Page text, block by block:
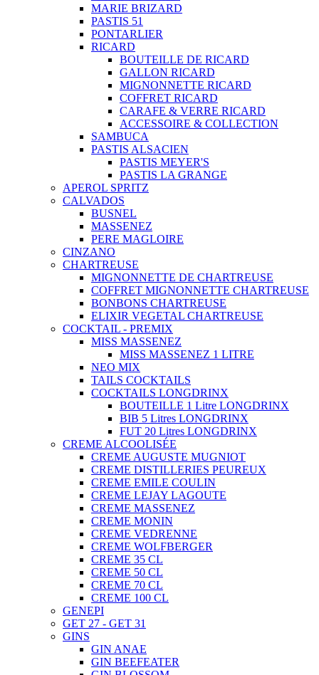
MARIE BRIZARD
PASTIS 51
PONTARLIER
RICARD
BOUTEILLE DE RICARD
GALLON RICARD
MIGNONNETTE RICARD
COFFRET RICARD
CARAFE & VERRE RICARD
ACCESSOIRE & COLLECTION
SAMBUCA
PASTIS ALSACIEN
PASTIS MEYER'S
PASTIS LA GRANGE
APEROL SPRITZ
CALVADOS
BUSNEL
MASSENEZ
PERE MAGLOIRE
CINZANO
CHARTREUSE
MIGNONNETTE DE CHARTREUSE
COFFRET MIGNONNETTE CHARTREUSE
BONBONS CHARTREUSE
ELIXIR VEGETAL CHARTREUSE
COCKTAIL - PREMIX
MISS MASSENEZ
MISS MASSENEZ 1 LITRE
NEO MIX
TAILS COCKTAILS
COCKTAILS LONGDRINX
BOUTEILLE 1 Litre LONGDRINX
BIB 5 Litres LONGDRINX
FUT 20 Litres LONGDRINX
CREME ALCOOLISÉE
CREME AUGUSTE MUGNIOT
CREME DISTILLERIES PEUREUX
CREME EMILE COULIN
CREME LEJAY LAGOUTE
CREME MASSENEZ
CREME MONIN
CREME VEDRENNE
CREME WOLFBERGER
CREME 35 CL
CREME 50 CL
CREME 70 CL
CREME 100 CL
GENEPI
GET 27 - GET 31
GINS
GIN ANAE
GIN BEEFEATER